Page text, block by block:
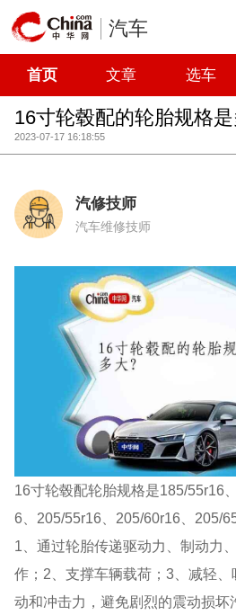
汽车
首页 文章 选车
16寸轮毂配的轮胎规格是
2023-07-17 16:18:55
汽修技师
汽车维修技师
16寸轮毂配轮胎规格是185/55r16
6、205/55r16、205/60r16、205/
1、通过轮胎传递驱动力、制动力
作；2、支撑车辆载荷；3、减轻
动和冲击力，避免剧烈的震动损坏